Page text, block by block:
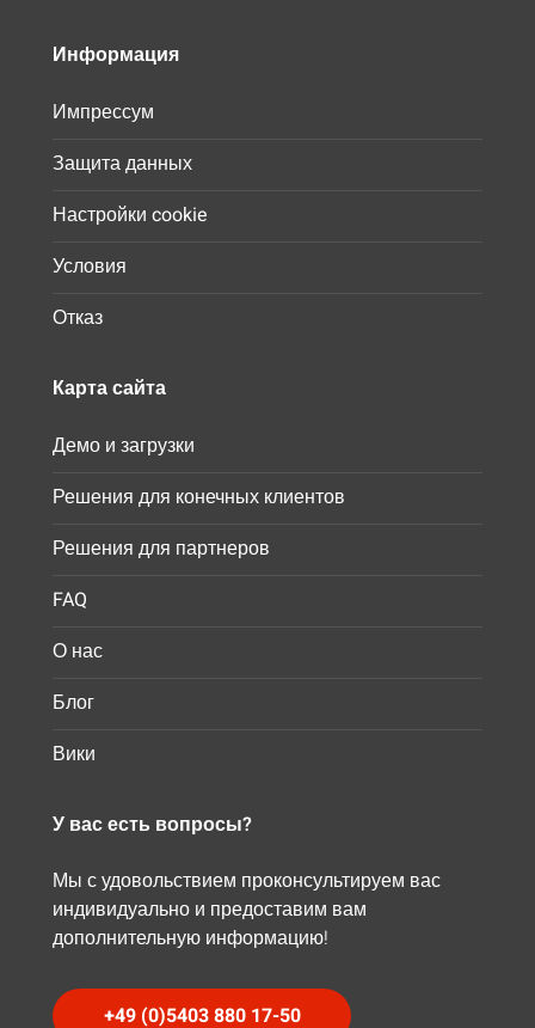
Информация
Импрессум
Защита данных
Настройки cookie
Условия
Отказ
Карта сайта
Демо и загрузки
Решения для конечных клиентов
Решения для партнеров
FAQ
О нас
Блог
Вики
У вас есть вопросы?
Мы с удовольствием проконсультируем вас
индивидуально и предоставим вам
дополнительную информацию!
+49 (0)5403 880 17-50